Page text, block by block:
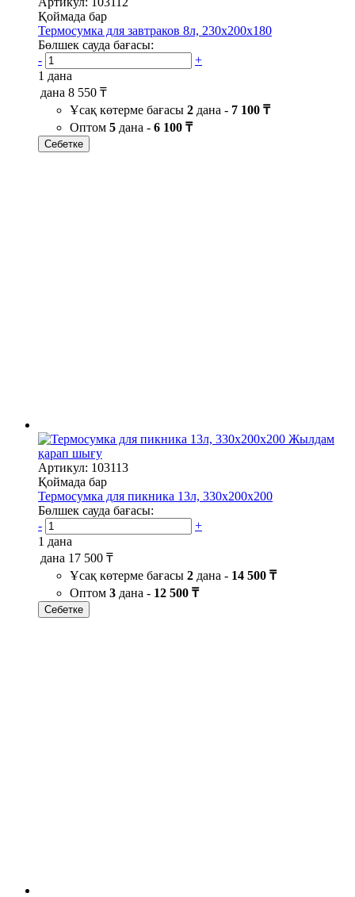
Қоймада бар
Термосумка для завтраков 8л, 230х200х180
Бөлшек сауда бағасы:
-
+
1 дана
дана 8 550 ₸
Ұсақ көтерме бағасы 2 дана - 7 100 ₸
Оптом 5 дана - 6 100 ₸
Себетке
Жылдам
қарап шығу
Артикул: 103113
Қоймада бар
Термосумка для пикника 13л, 330х200х200
Бөлшек сауда бағасы:
-
+
1 дана
дана 17 500 ₸
Ұсақ көтерме бағасы 2 дана - 14 500 ₸
Оптом 3 дана - 12 500 ₸
Себетке